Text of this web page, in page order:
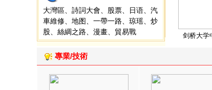
大灣區
詩詞大會 股票 日语
汽
車維修
地图 一帶一路 琼瑶
炒
股
絲綢之路 漫畫 貿易戰 剑桥大学
專業/技術